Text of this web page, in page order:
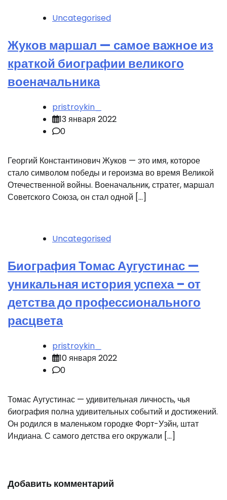
Uncategorised
Жуков маршал — самое важное из
краткой биографии великого
военачальника
pristroykin_
13 января 2022
0
Георгий Константинович Жуков — это имя, которое
стало символом победы и героизма во время Великой
Отечественной войны. Военачальник, стратег, маршал
Советского Союза, он стал одной […]
Uncategorised
Биография Томас Аугустинас —
уникальная история успеха – от
детства до профессионального
расцвета
pristroykin_
10 января 2022
0
Томас Аугустинас — удивительная личность, чья
биография полна удивительных событий и достижений.
Он родился в маленьком городке Форт-Уэйн, штат
Индиана. С самого детства его окружали […]
Добавить комментарий